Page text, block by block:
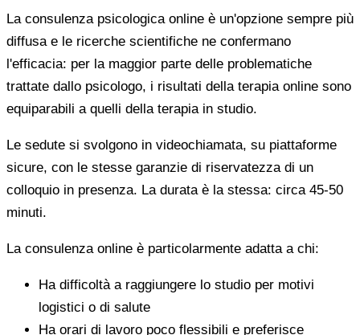
La consulenza psicologica online è un'opzione sempre più
diffusa e le ricerche scientifiche ne confermano
l'efficacia: per la maggior parte delle problematiche
trattate dallo psicologo, i risultati della terapia online sono
equiparabili a quelli della terapia in studio.
Le sedute si svolgono in videochiamata, su piattaforme
sicure, con le stesse garanzie di riservatezza di un
colloquio in presenza. La durata è la stessa: circa 45-50
minuti.
La consulenza online è particolarmente adatta a chi:
Ha difficoltà a raggiungere lo studio per motivi
logistici o di salute
Ha orari di lavoro poco flessibili e preferisce